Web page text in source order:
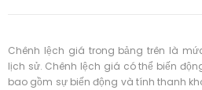
Chênh lệch giá trong bảng trên là
lịch sử. Chênh lệch giá có thể biến
bao gồm sự biến động và tính thanh